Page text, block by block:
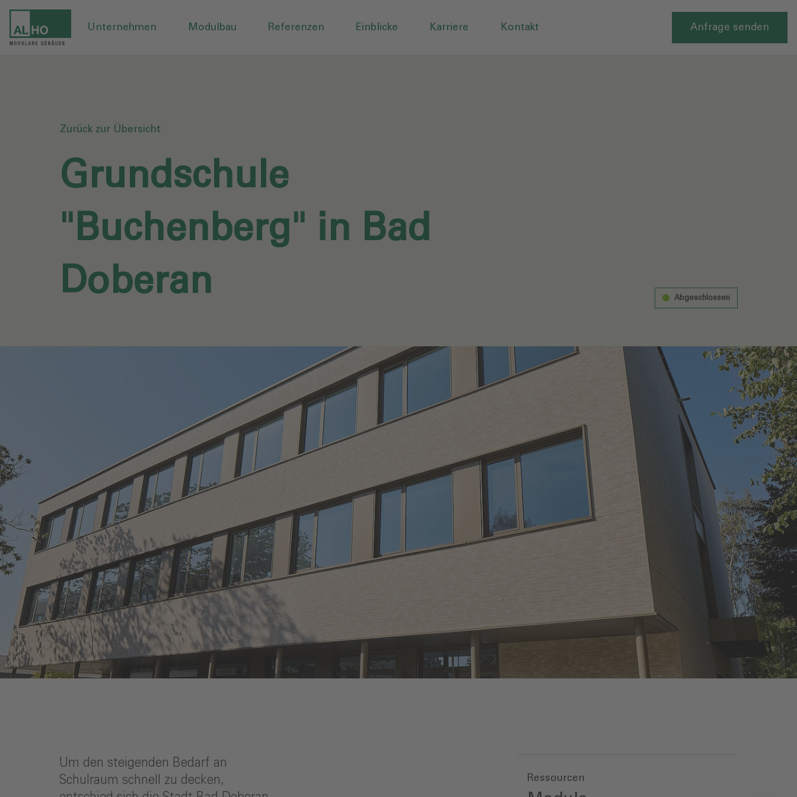
Unternehmen Modulbau Referenzen Einblicke Karriere Kontakt Anfrage senden
Zurück zur Übersicht
Grundschule
"Buchenberg" in Bad
Doberan‎
Abgeschlossen
Um den steigenden Bedarf an
Schulraum schnell zu decken,
Ressourcen